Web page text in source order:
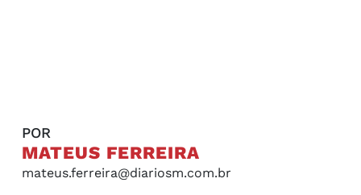
POR
MATEUS FERREIRA
mateus.ferreira@diariosm.com.br